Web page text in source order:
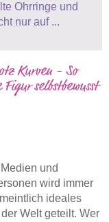
Ohrringe und
nur auf ...
Kurven - So
selbstbewusst
und
wird immer
ideales
Welt geteilt. Wer